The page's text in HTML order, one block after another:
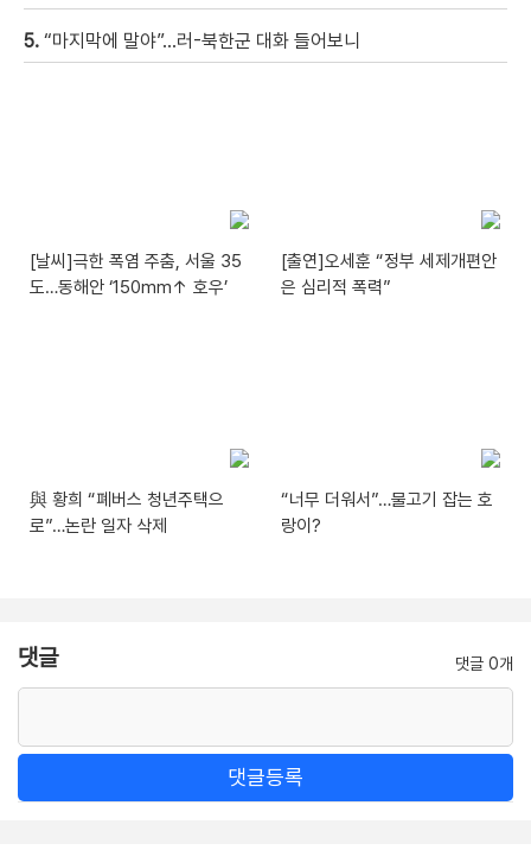
5. “마지막에 말야”…러-북한군 대화 들어보니
[날씨]극한 폭염 주춤, 서울 35
도…동해안 ‘150mm↑ 호우’
[출연]오세훈 “정부 세제개편안
은 심리적 폭력”
與 황희 “폐버스 청년주택으
로”…논란 일자 삭제
“너무 더워서”…물고기 잡는 호
랑이?
댓글 댓글 0개
댓글등록